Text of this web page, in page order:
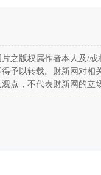
之版权属作者本人及/
予以转载。财新网对
点，不代表财新网的立